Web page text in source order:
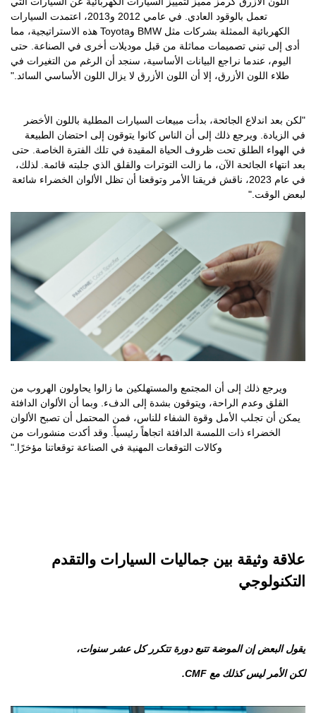
تعمل بالوقود العادي. في عامي 2012 و2013، اعتمدت السيارات
الكهربائية الممثلة بشركات مثل BMW وToyota هذه الاستراتيجية، مما
أدى إلى تبني تصميمات مماثلة من قبل موديلات أخرى في الصناعة. حتى
اليوم، عندما نراجع البيانات الأساسية، سنجد أن الرغم من التغيرات في
طلاء اللون الأزرق، إلا أن اللون الأزرق لا يزال اللون الأساسي السائد."
"لكن بعد اندلاع الجائحة، بدأت مبيعات السيارات المطلية باللون الأخضر
في الزيادة. ويرجع ذلك إلى أن الناس كانوا يتوقون إلى احتضان الطبيعة
في الهواء الطلق تحت ظروف الحياة المقيدة في تلك الفترة الخاصة. حتى
بعد انتهاء الجائحة الآن، ما زالت التوترات والقلق الذي جلبته قائمة. لذلك،
في عام 2023، ناقش فريقنا الأمر وتوقعنا أن تظل الألوان الخضراء شائعة
لبعض الوقت."
ويرجع ذلك إلى أن المجتمع والمستهلكين ما زالوا يحاولون الهروب من
القلق وعدم الراحة، ويتوقون بشدة إلى الدفء. وبما أن الألوان الدافئة
يمكن أن تجلب الأمل وقوة الشفاء للناس، فمن المحتمل أن تصبح الألوان
الخضراء ذات اللمسة الدافئة اتجاهاً رئيسياً. وقد أكدت منشورات من
وكالات التوقعات المهنية في الصناعة توقعاتنا مؤخرًا."
علاقة وثيقة بين جماليات السيارات والتقدم
التكنولوجي
يقول البعض إن الموضة تتبع دورة تتكرر كل عشر سنوات،
لكن الأمر ليس كذلك مع CMF.